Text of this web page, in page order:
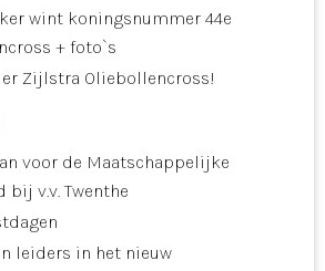
wint koningsnummer 44e
+ foto`s
Zijlstra Oliebollencross!
voor de Maatschappelijke
bij v.v. Twenthe
leiders in het nieuw